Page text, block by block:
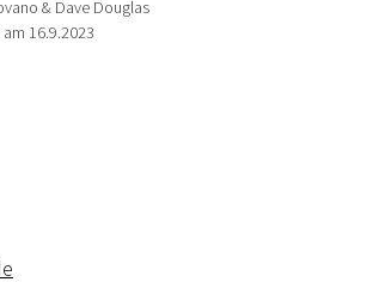
& Dave Douglas
16.9.2023